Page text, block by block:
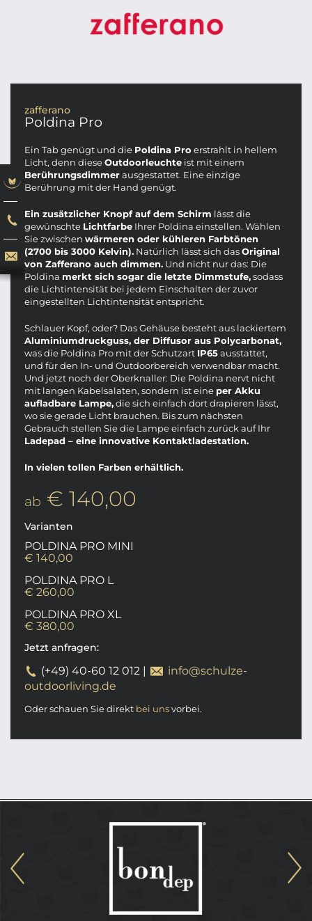
zafferano
Poldina Pro
Ein Tab genügt und die Poldina Pro erstrahlt in hellem
Licht, denn dieseOutdoorleuchte ist mit einem
Berührungsdimmerausgestattet. Eine einzige
Berührung mit der Hand genügt.
Ein zusätzlicher Knopf auf dem Schirm lässt die
gewünschte Lichtfarbe Ihrer Poldina einstellen. Wählen
Sie zwischen wärmeren oder kühleren Farbtönen
(2700 bis 3000 Kelvin). Natürlich lässt sich dasOriginal
von Zafferano auch dimmen. Und nicht nur das: Die
Poldina merkt sich sogar die letzte Dimmstufe,sodass
die Lichtintensität bei jedem Einschalten der zuvor
eingestellten Lichtintensität entspricht.
Schlauer Kopf, oder? Das Gehäuse besteht aus lackiertem
Aluminiumdruckguss, der Diffusor aus Polycarbonat,
was die Poldina Pro mit der Schutzart IP65ausstattet,
und für den In- und Outdoorbereich verwendbar macht.
Und jetzt noch der Oberknaller: Die Poldina nervt nicht
mit langen Kabelsalaten, sondern ist eine per Akku
aufladbare Lampe,die sich einfach dort drapieren lässt,
wo sie gerade Licht brauchen. Bis zum nächsten
Gebrauch stellen Sie die Lampe einfach zurück auf Ihr
Ladepad – eine innovative Kontaktladestation.
In vielen tollen Farben erhältlich.
ab € 140,00
Varianten
POLDINA PRO MINI
€ 140,00
POLDINA PRO L
€ 260,00
POLDINA PRO XL
€ 380,00
Jetzt anfragen:
(+49) 40-60 12 012 |
info@schulze-
outdoorliving.de
Oder schauen Sie direkt bei unsvorbei.